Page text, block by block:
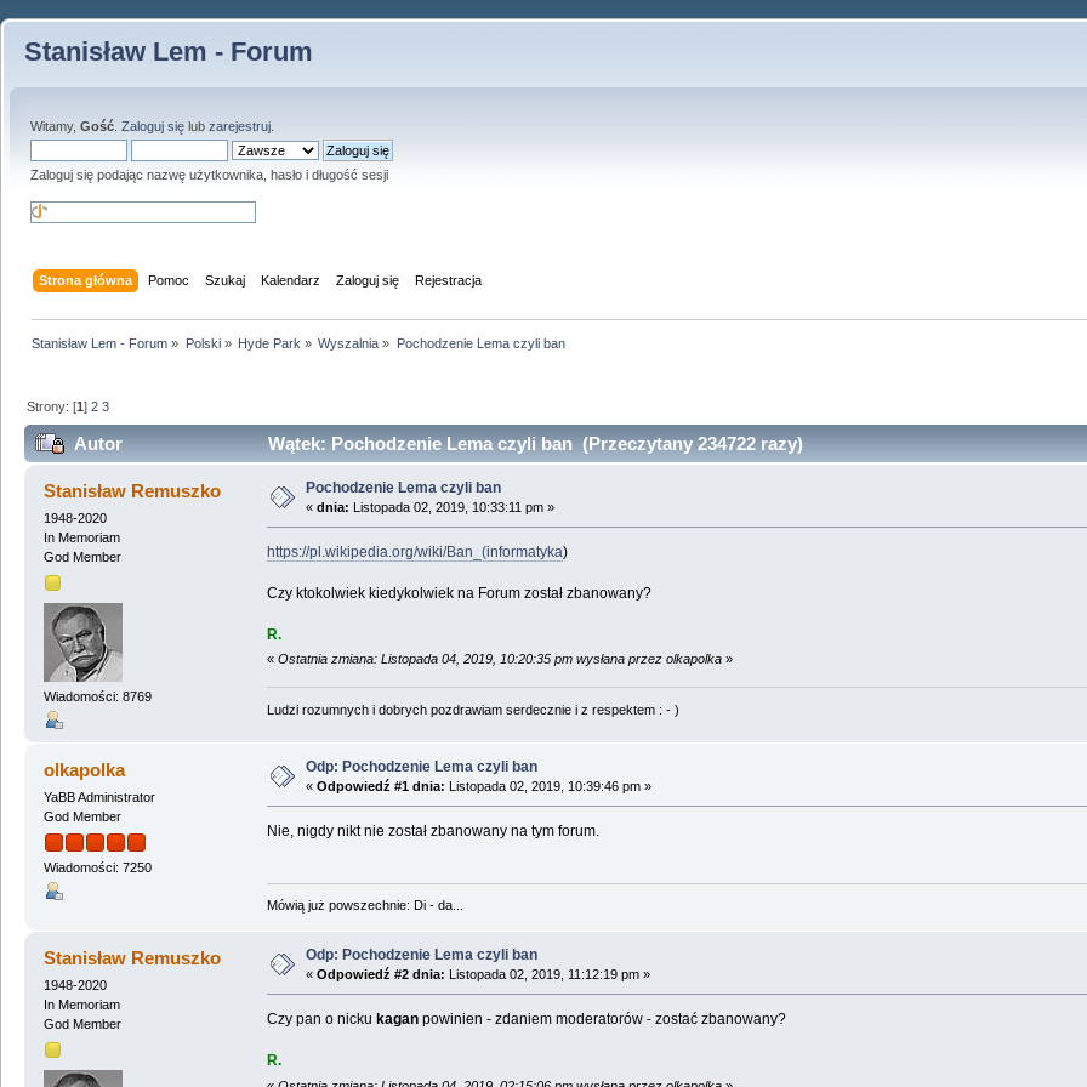
Stanisław Lem - Forum
Witamy, Gość Zaloguj się lub zarejestruj
Zaloguj się podając nazwę użytkownika, hasło i długość sesji
Strona główna Pomoc Szukaj Kalendarz Zaloguj się Rejestracja
Stanisław Lem - Forum » Polski» Hyde Park » Wyszalnia » Pochodzenie Lema czyli ban
Strony: [1]2 3
Autor Wątek: Pochodzenie Lema czyli ban (Przeczytany 234722 razy)
Stanisław Remuszko
1948-2020
In Memoriam
God Member
Wiadomości: 8769
Pochodzenie Lema czyli ban
« dnia: Listopada 02, 2019, 10:33:11 pm »
https://pl.wikipedia.org/wiki/Ban_(informatyka)
Czy ktokolwiek kiedykolwiek na Forum został zbanowany?
R.
« Ostatnia zmiana: Listopada 04, 2019, 10:20:35 pm wysłana przez olkapolka»
Ludzi rozumnych i dobrych pozdrawiam serdecznie i z respektem : - )
olkapolka
YaBB Administrator
God Member
Wiadomości: 7250
Odp: Pochodzenie Lema czyli ban
« Odpowiedź #1 dnia: Listopada 02, 2019, 10:39:46 pm »
Nie, nigdy nikt nie został zbanowany na tym forum.
Mówią już powszechnie: Di - da...
Stanisław Remuszko
1948-2020
In Memoriam
God Member
Odp: Pochodzenie Lema czyli ban
« Odpowiedź #2 dnia: Listopada 02, 2019, 11:12:19 pm »
Czy pan o nicku kaganpowinien - zdaniem moderatorów - zostać zbanowany?
R.